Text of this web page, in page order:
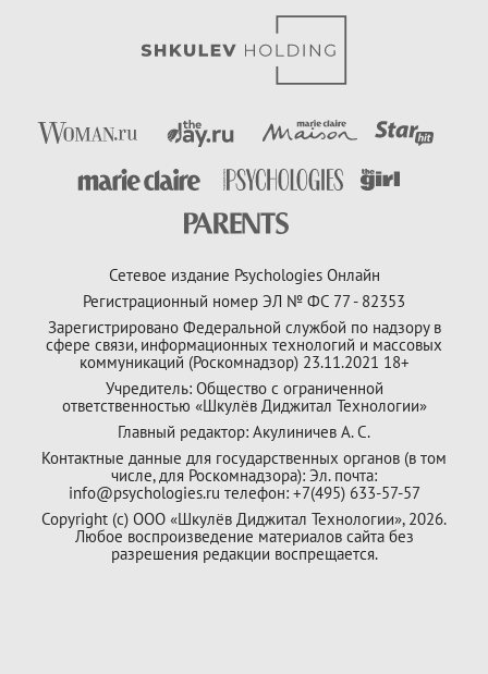
Сетевое издание Psychologies Онлайн
Регистрационный номер ЭЛ № ФС 77 - 82353
Зарегистрировано Федеральной службой по надзору в
сфере связи, информационных технологий и массовых
коммуникаций (Роскомнадзор) 23.11.2021 18+
Учредитель: Общество с ограниченной
ответственностью «Шкулёв Диджитал Технологии»
Главный редактор: Акулиничев А. С.
Контактные данные для государственных органов (в том
числе, для Роскомнадзора): Эл. почта:
info@psychologies.ru телефон: +7(495) 633-57-57
Copyright (с) ООО «Шкулёв Диджитал Технологии», 2026.
Любое воспроизведение материалов сайта без
разрешения редакции воспрещается.